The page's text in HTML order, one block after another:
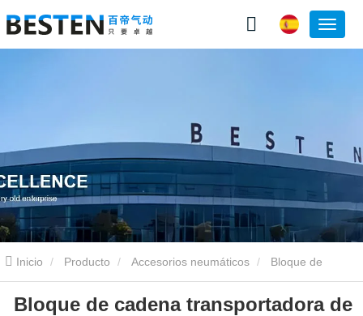
Inicio Producto Accesorios neumáticos
cadena transportadora de máquina de bandas de borde
Bloque de cadena transportadora de